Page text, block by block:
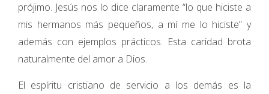
prójimo. Jesús nos lo dice claramente “lo que hiciste a
mis hermanos más pequeños, a mí me lo hiciste” y
además con ejemplos prácticos. Esta caridad brota
naturalmente del amor a Dios.
El espíritu cristiano de servicio a los demás es la